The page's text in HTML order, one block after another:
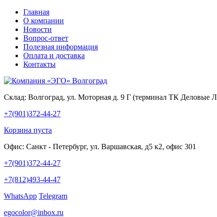
Главная
О компании
Новости
Вопрос-ответ
Полезная информация
Оплата и доставка
Контакты
Склад: Волгоград, ул. Моторная д. 9 Г (терминал ТК Деловые
+7(901)372-44-27
Корзина пуста
Офис: Санкт - Петербург, ул. Варшавская, д5 к2, офис 301
+7(901)372-44-27
+7(812)493-44-47
WhatsApp Telegram
egocolor@inbox.ru